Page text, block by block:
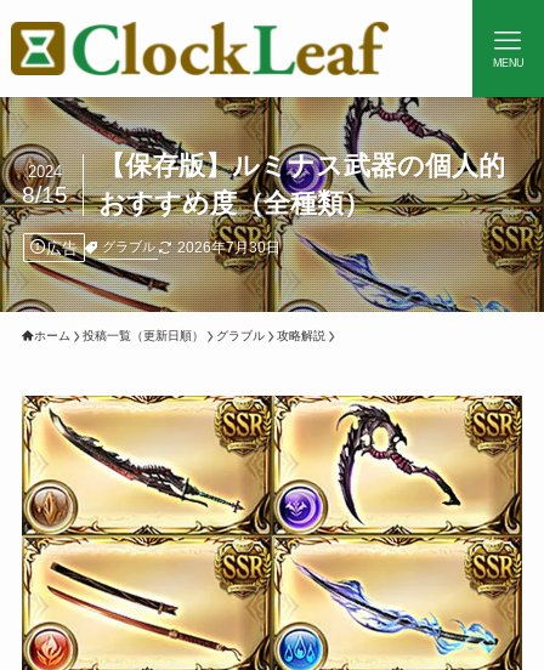
MENU
【保存版】ルミナス武器の個人的
おすすめ度（全種類）
2024
8/15
広告 グラブル 2026年7月30日
ホーム 投稿一覧（更新日順） グラブル 攻略解説